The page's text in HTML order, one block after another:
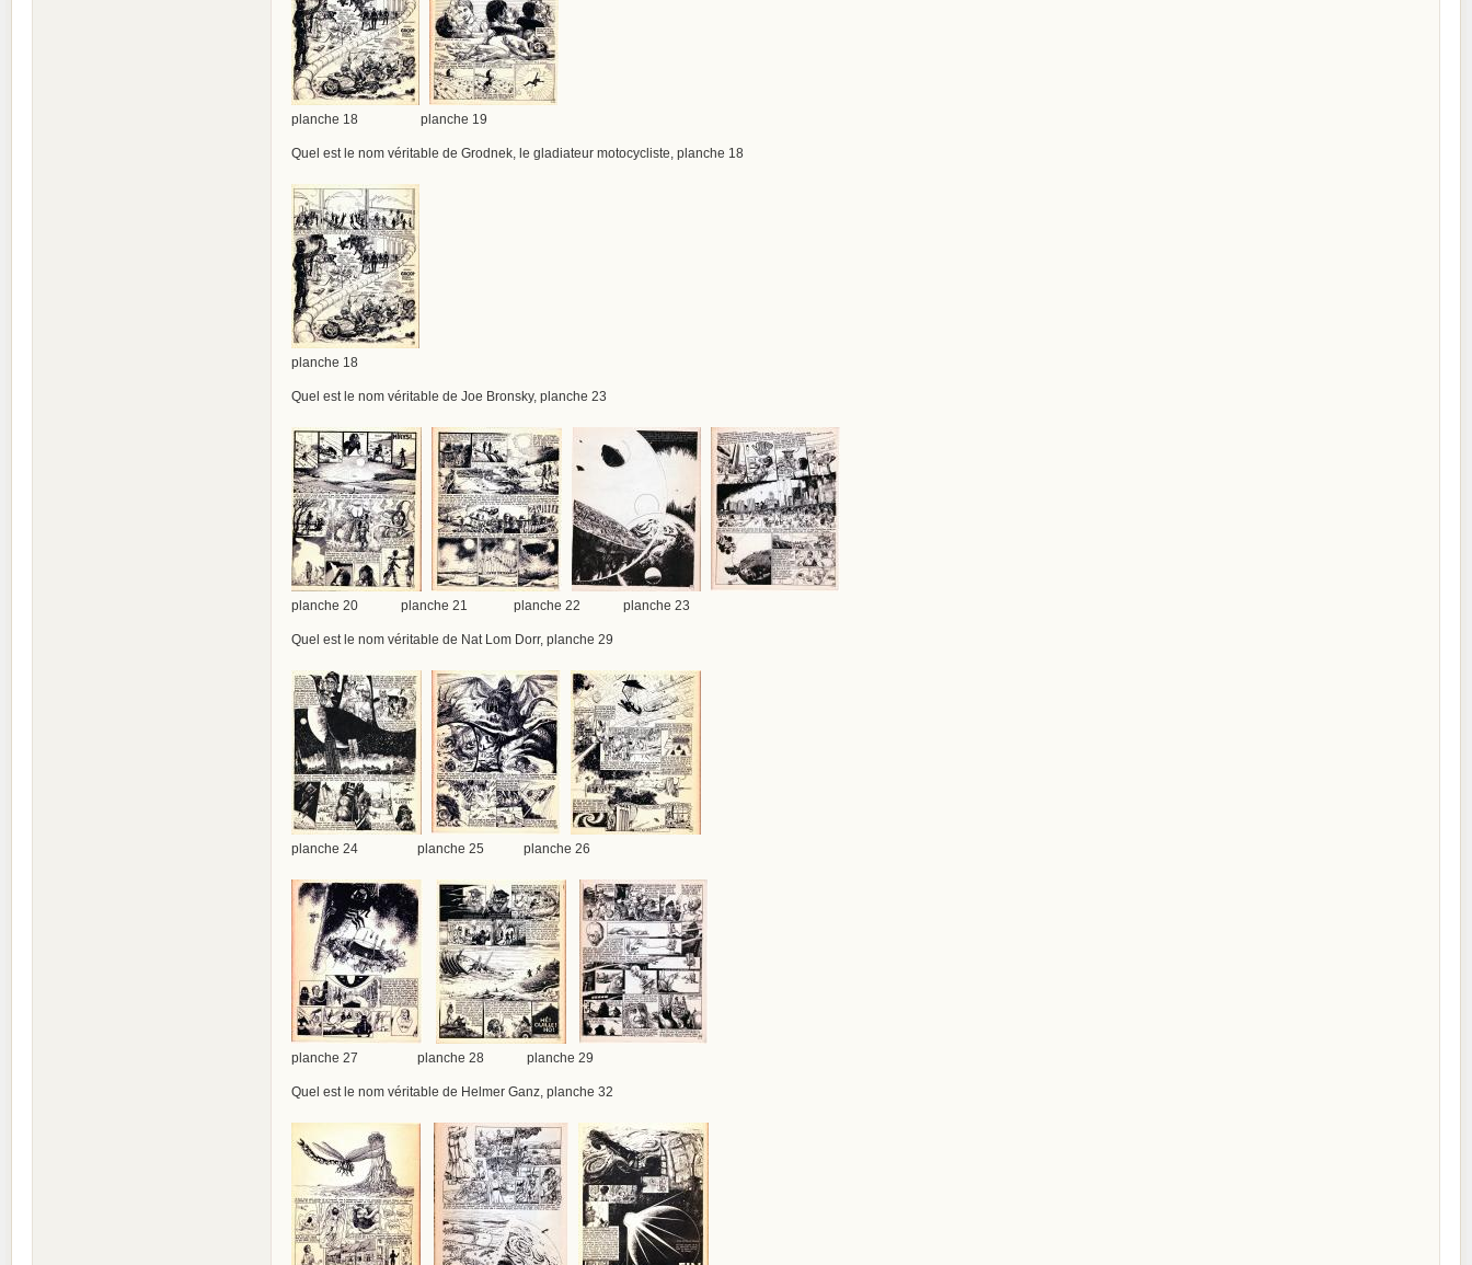
planche 18 planche 19
Quel est le nom véritable de Grodnek, le gladiateur motocycliste, planche 18
planche 18
Quel est le nom véritable de Joe Bronsky, planche 23
planche 20 planche 21 planche 22 planche 23
Quel est le nom véritable de Nat Lom Dorr, planche 29
planche 24 planche 25 planche 26
planche 27 planche 28 planche 29
Quel est le nom véritable de Helmer Ganz, planche 32